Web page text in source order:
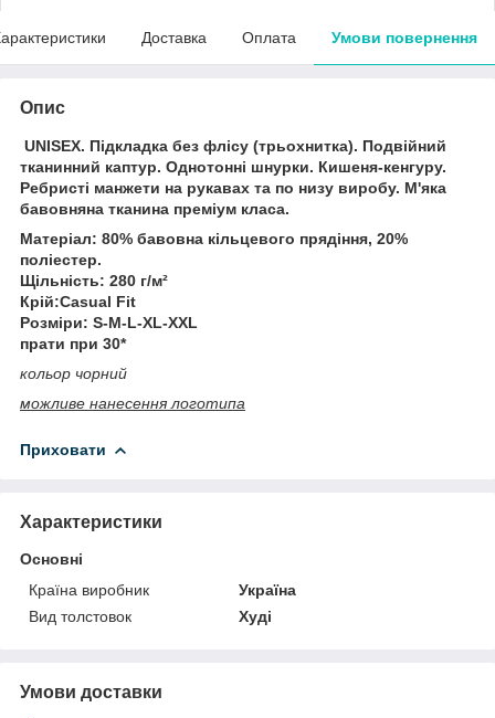
Доставка Оплата Умови повернення
Опис
UNISEX. Підкладка без флісу (трьохнитка). Подвійний
тканинний каптур. Однотонні шнурки. Кишеня-кенгуру.
Ребристі манжети на рукавах та по низу виробу. М'яка
бавовняна тканина преміум класа.
Матеріал: 80% бавовна кільцевого прядіння, 20%
поліестер.
Щільність: 280 г/м²
Крій:Casual Fit
Розміри: S-M-L-XL-XXL
прати при 30*
кольор чорний
можливе нанесення логотипа
Приховати
Характеристики
Основні
Країна виробник
Україна
Вид толстовок
Худі
Умови доставки